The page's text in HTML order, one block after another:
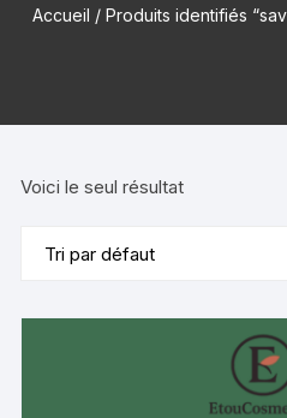
Accueil / Produits identifiés
Voici le seul résultat